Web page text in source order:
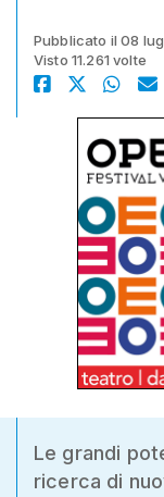
Pubblicato il 08
Visto 11.261 volte
Le grandi
ricerca di